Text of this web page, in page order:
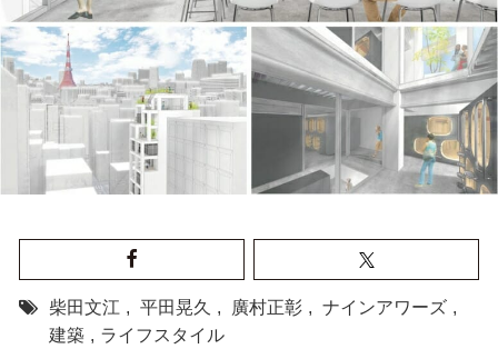
柴田文江 , 平田晃久 , 廣村正彰 , ナインアワーズ ,
建築 , ライフスタイル